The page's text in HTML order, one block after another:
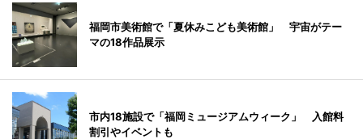
福岡市美術館で「夏休みこども美術館」 宇宙がテー
マの18作品展示
市内18施設で「福岡ミュージアムウィーク」 入館料
割引やイベントも